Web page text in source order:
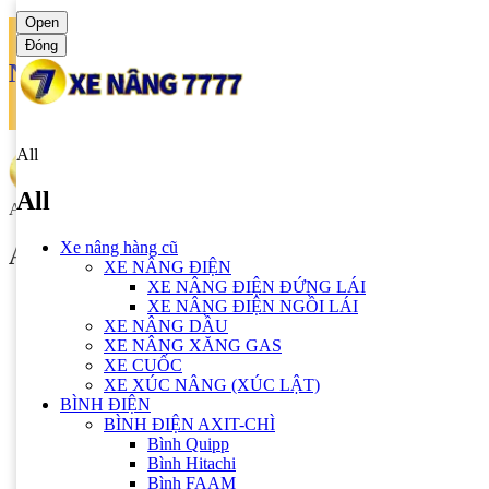
Ngôn ngữ
All
All
Xe nâng hàng cũ
XE NÂNG ĐIỆN
XE NÂNG ĐIỆN ĐỨNG LÁI
XE NÂNG ĐIỆN NGỒI LÁI
XE NÂNG DẦU
XE NÂNG XĂNG GAS
XE CUỐC
XE XÚC NÂNG (XÚC LẬT)
BÌNH ĐIỆN
BÌNH ĐIỆN AXIT-CHÌ
Open
Đóng
All
All
Xe nâng hàng cũ
XE NÂNG ĐIỆN
XE NÂNG ĐIỆN ĐỨNG LÁI
XE NÂNG ĐIỆN NGỒI LÁI
XE NÂNG DẦU
XE NÂNG XĂNG GAS
XE CUỐC
XE XÚC NÂNG (XÚC LẬT)
BÌNH ĐIỆN
BÌNH ĐIỆN AXIT-CHÌ
Bình Quipp
Bình Hitachi
Bình FAAM